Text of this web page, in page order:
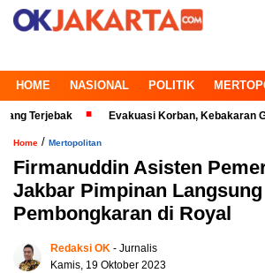
HOME NASIONAL POLITIK
Evakuasi Korban, Kebakaran Gedung
Home / Mertopolitan
Firmanuddin Asisten
Jakbar Pimpinan Langsung
Pembongkaran di Royal
Redaksi OK - Jurnalis
Kamis, 19 Oktober 2023